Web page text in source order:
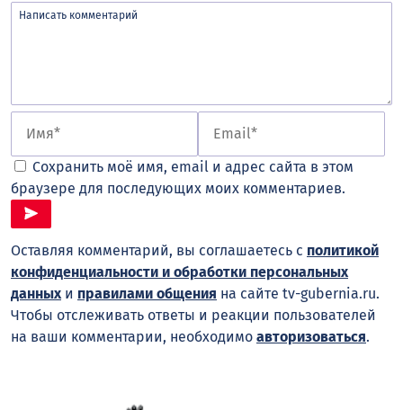
Сохранить моё имя, email и адрес сайта в этом
браузере для последующих моих комментариев.
Оставляя комментарий, вы соглашаетесь с политикой
конфиденциальности и обработки персональных
данных и правилами общения на сайте tv-gubernia.ru.
Чтобы отслеживать ответы и реакции пользователей
на ваши комментарии, необходимо авторизоваться.